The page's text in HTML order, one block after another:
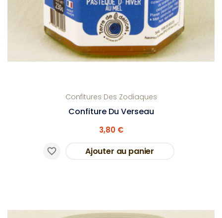
Confitures Des Zodiaques
Confiture Du Verseau
3,80 €
Ajouter au panier